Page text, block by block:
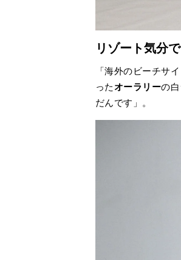
リゾート気分
「海外のビーチサ
ったオーラリーの
だんです」。